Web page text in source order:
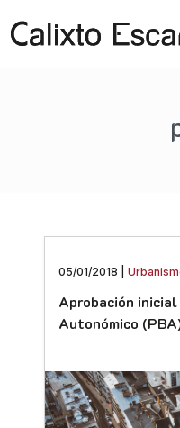
05/01/2018 |
Aprobación
Autonómico